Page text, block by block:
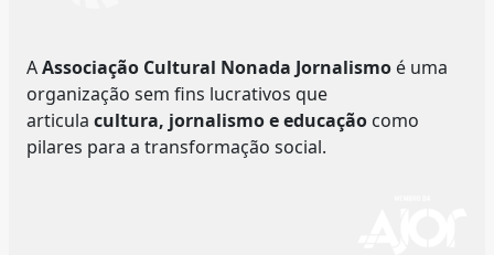
AAssociação Cultural Nonada Jornalismo é uma
organização sem fins lucrativos que
articula cultura, jornalismo e educação como
pilares para a transformação social.